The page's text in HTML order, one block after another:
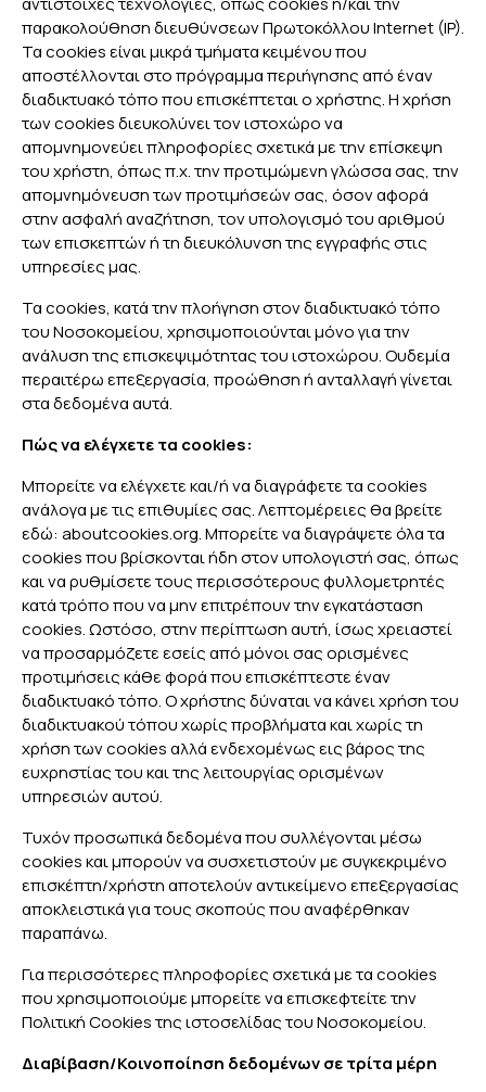
παρακολούθηση διευθύνσεων Πρωτοκόλλου Internet (IP).
Τα cookies είναι μικρά τμήματα κειμένου που
αποστέλλονται στο πρόγραμμα περιήγησης από έναν
διαδικτυακό τόπο που επισκέπτεται ο χρήστης. Η χρήση
των cookies διευκολύνει τον ιστοχώρο να
απομνημονεύει πληροφορίες σχετικά με την επίσκεψη
του χρήστη, όπως π.χ. την προτιμώμενη γλώσσα σας, την
απομνημόνευση των προτιμήσεών σας, όσον αφορά
στην ασφαλή αναζήτηση, τον υπολογισμό του αριθμού
των επισκεπτών ή τη διευκόλυνση της εγγραφής στις
υπηρεσίες μας.
Τα cookies, κατά την πλοήγηση στον διαδικτυακό τόπο
του Νοσοκομείου, χρησιμοποιούνται μόνο για την
ανάλυση της επισκεψιμότητας του ιστοχώρου. Ουδεμία
περαιτέρω επεξεργασία, προώθηση ή ανταλλαγή γίνεται
στα δεδομένα αυτά.
Πώς να ελέγχετε τα cookies:
Μπορείτε να ελέγχετε και/ή να διαγράφετε τα cookies
ανάλογα με τις επιθυμίες σας. Λεπτομέρειες θα βρείτε
εδώ: aboutcookies.org. Μπορείτε να διαγράψετε όλα τα
cookies που βρίσκονται ήδη στον υπολογιστή σας, όπως
και να ρυθμίσετε τους περισσότερους φυλλομετρητές
κατά τρόπο που να μην επιτρέπουν την εγκατάσταση
cookies. Ωστόσο, στην περίπτωση αυτή, ίσως χρειαστεί
να προσαρμόζετε εσείς από μόνοι σας ορισμένες
προτιμήσεις κάθε φορά που επισκέπτεστε έναν
διαδικτυακό τόπο. Ο χρήστης δύναται να κάνει χρήση του
διαδικτυακού τόπου χωρίς προβλήματα και χωρίς τη
χρήση των cookies αλλά ενδεχομένως εις βάρος της
ευχρηστίας του και της λειτουργίας ορισμένων
υπηρεσιών αυτού.
Τυχόν προσωπικά δεδομένα που συλλέγονται μέσω
cookies και μπορούν να συσχετιστούν με συγκεκριμένο
επισκέπτη/χρήστη αποτελούν αντικείμενο επεξεργασίας
αποκλειστικά για τους σκοπούς που αναφέρθηκαν
παραπάνω.
Για περισσότερες πληροφορίες σχετικά με τα cookies
που χρησιμοποιούμε μπορείτε να επισκεφτείτε την
Πολιτική Cookies της ιστοσελίδας του Νοσοκομείου.
Διαβίβαση/Κοινοποίηση δεδομένων σε τρίτα μέρη